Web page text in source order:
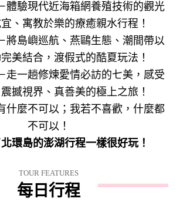
體驗現代近海箱網養殖技術的觀光
、寓教於樂的療癒親水行程！
將島嶼巡航、燕鷗生態、潮間帶以
美結合，渡假式的酷夏玩法！
走一趟修煉愛情必訪的七美，感受
撼視界、真善美的極上之旅！
什麼不可以；我若不喜歡，什麼都
不可以！
環島的澎湖行程一樣很好玩！
TOUR FEATURES
每日行程